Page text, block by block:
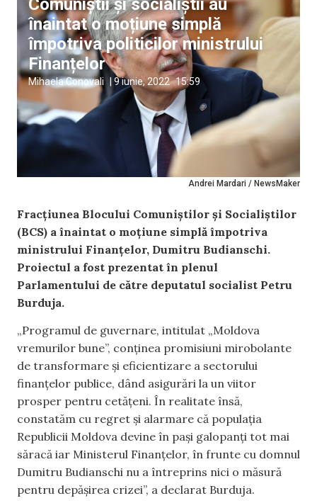
Andrei Mardari / NewsMaker
Comuniștii și socialiștii au
înaintat o moțiune simplă
împotriva politicilor ministrului
Finanțelor
Mihaela Conovali 9 iunie, 2022 15:59
Fracțiunea Blocului Comuniștilor și Socialiștilor
(BCS) a înaintat o moțiune simplă împotriva
ministrului Finanțelor, Dumitru Budianschi.
Proiectul a fost prezentat în plenul
Parlamentului de către deputatul socialist Petru
Burduja.
„Programul de guvernare, intitulat „Moldova
vremurilor bune”, conținea promisiuni mirobolante
de transformare și eficientizare a sectorului
finanțelor publice, dând asigurări la un viitor
prosper pentru cetățeni. În realitate însă,
constatăm cu regret și alarmare că populația
Republicii Moldova devine în pași galopanți tot mai
săracă iar Ministerul Finanțelor, în frunte cu domnul
Dumitru Budianschi nu a întreprins nici o măsură
pentru depășirea crizei”, a declarat Burduja.